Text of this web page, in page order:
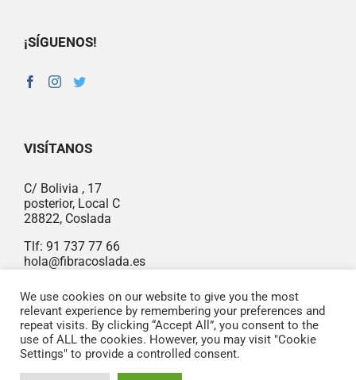
¡SÍGUENOS!
VISÍTANOS
C/ Bolivia , 17
posterior, Local C
28822, Coslada
Tlf: 91 737 77 66
hola@fibracoslada.es
© Copyright 2021, Fibra Coslada |WEB| Política de privacidad
Diseñado por MADRID MUCHO GUSTO
We use cookies on our website to give you the most
relevant experience by remembering your preferences and
repeat visits. By clicking “Accept All”, you consent to the
use of ALL the cookies. However, you may visit "Cookie
Settings" to provide a controlled consent.